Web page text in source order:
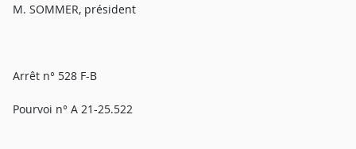
M. SOMMER, président
Arrêt n° 528 F-B
Pourvoi n° A 21-25.522